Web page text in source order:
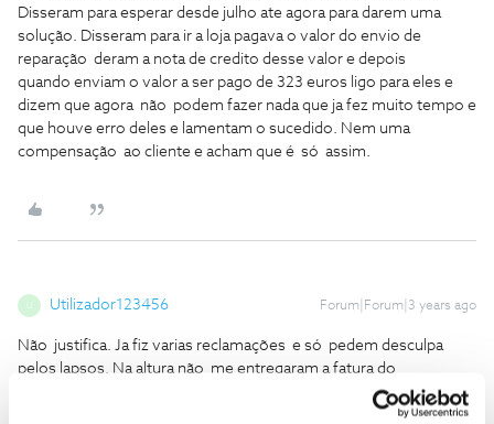
Disseram para esperar desde julho ate agora para darem uma
solução. Disseram para ir a loja pagava o valor do envio de
reparação deram a nota de credito desse valor e depois
quando enviam o valor a ser pago de 323 euros ligo para eles e
dizem que agora não podem fazer nada que ja fez muito tempo e
que houve erro deles e lamentam o sucedido. Nem uma
compensação ao cliente e acham que é só assim.
Utilizador123456 Forum|Forum|3 years ago
Não justifica. Ja fiz varias reclamações e só pedem desculpa
pelos lapsos. Na altura não me entregaram a fatura do
equipamento dizendo que seria enviado por email e eu estava a
pagar por 24 meses e se a garantia era de 24 meses e eu ainda me